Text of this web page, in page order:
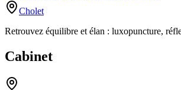
Cholet
Retrouvez équilibre et élan : luxopuncture,
Cabinet